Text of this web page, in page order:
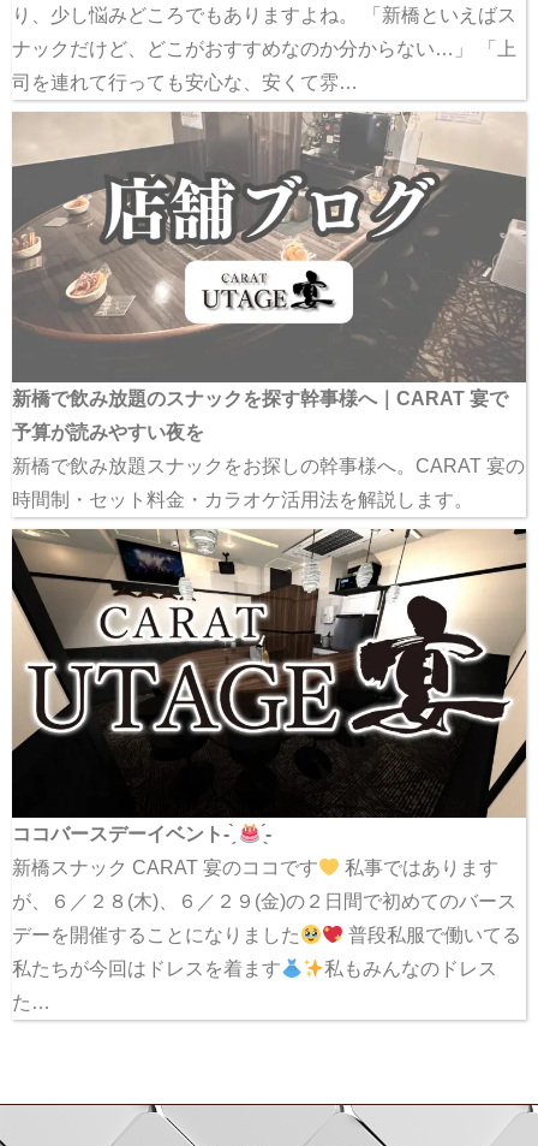
り、少し悩みどころでもありますよね。 「新橋といえばス
ナックだけど、どこがおすすめなのか分からない…」 「上
司を連れて行っても安心な、安くて雰…
新橋で飲み放題のスナックを探す幹事様へ｜CARAT 宴で
予算が読みやすい夜を
新橋で飲み放題スナックをお探しの幹事様へ。CARAT 宴の
時間制・セット料金・カラオケ活用法を解説します。
ココバースデーイベント- ̗̀
̖́-
新橋スナック CARAT 宴のココです
私事ではあります
が、６／２８(木)、６／２９(金)の２日間で初めてのバース
デーを開催することになりました
普段私服で働いてる
私たちが今回はドレスを着ます
私もみんなのドレス
た…